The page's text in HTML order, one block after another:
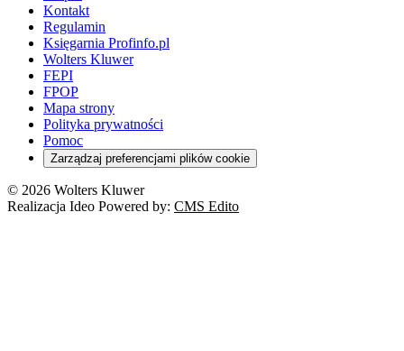
Kontakt
Regulamin
Księgarnia Profinfo.pl
Wolters Kluwer
FEPI
FPOP
Mapa strony
Polityka prywatności
Pomoc
Zarządzaj preferencjami plików cookie
© 2026 Wolters Kluwer
Realizacja Ideo Powered by: CMS Edito